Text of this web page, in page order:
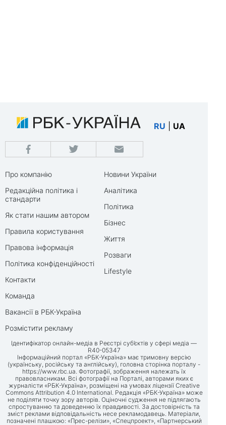
RU UA
Про компанію
Редакційна політика і
стандарти
Як стати нашим автором
Правила користування
Правова інформація
Політика конфіденційності
Контакти
Команда
Вакансії в РБК-Україна
Розмістити рекламу
Новини України
Аналітика
Політика
Бізнес
Життя
Розваги
Lifestyle
Ідентифікатор онлайн-медіа в Реєстрі суб’єктів у сфері медіа —
R40-05347
Інформаційний портал «РБК-Україна» має тримовну версію
(українську, російську та англійську), головна сторінка порталу -
https://www.rbc.ua. Фотографії, зображення належать їх
правовласникам. Всі фотографії на Порталі, авторами яких є
журналісти «РБК-Україна», розміщені на умовах ліцензії Creative
Commons Attribution 4.0 International. Редакція «РБК-Україна» може
не поділяти точку зору авторів. Оціночні судження не підлягають
спростуванню та доведенню їх правдивості. За достовірність та
зміст реклами відповідальність несе рекламодавець. Матеріали,
позначені плашкою: «Прес-релізи», «Спецпроект», «Партнерський